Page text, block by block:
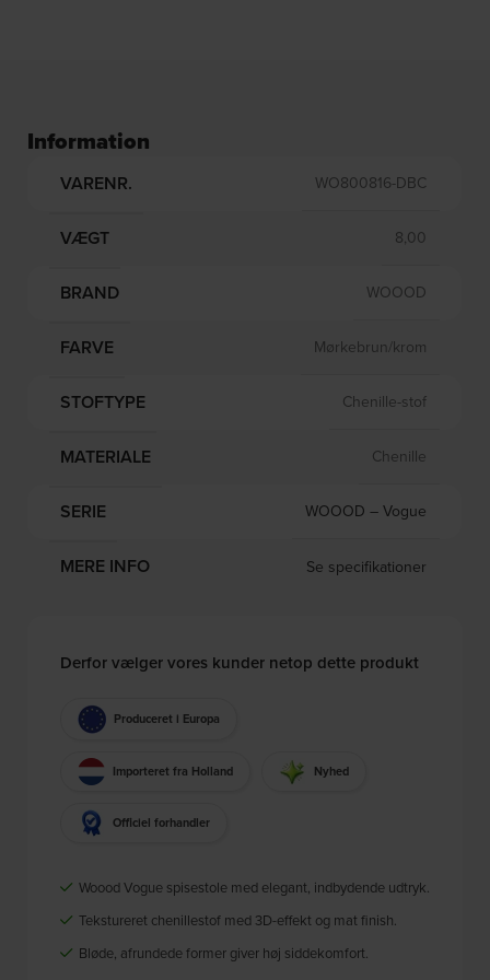
Information
VARENR. WO800816-DBC
VÆGT 8,00
BRAND WOOOD
FARVE Mørkebrun/krom
STOFTYPE Chenille-stof
MATERIALE Chenille
SERIE WOOOD – Vogue
MERE INFO Se specifikationer
Derfor vælger vores kunder netop dette produkt
Produceret i Europa
Importeret fra Holland Nyhed
Officiel forhandler
Woood Vogue spisestole med elegant, indbydende udtryk.
Tekstureret chenillestof med 3D-effekt og mat finish.
Bløde, afrundede former giver høj siddekomfort.